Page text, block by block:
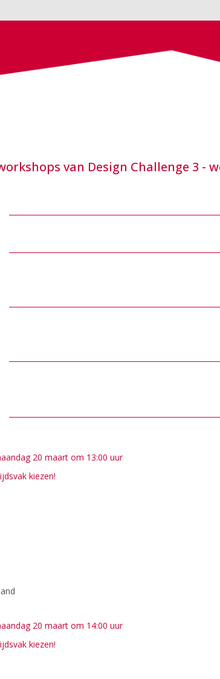
van Design Challenge 3 -
20 maart om 13:00 uur
kiezen!
20 maart om 14:00 uur
kiezen!